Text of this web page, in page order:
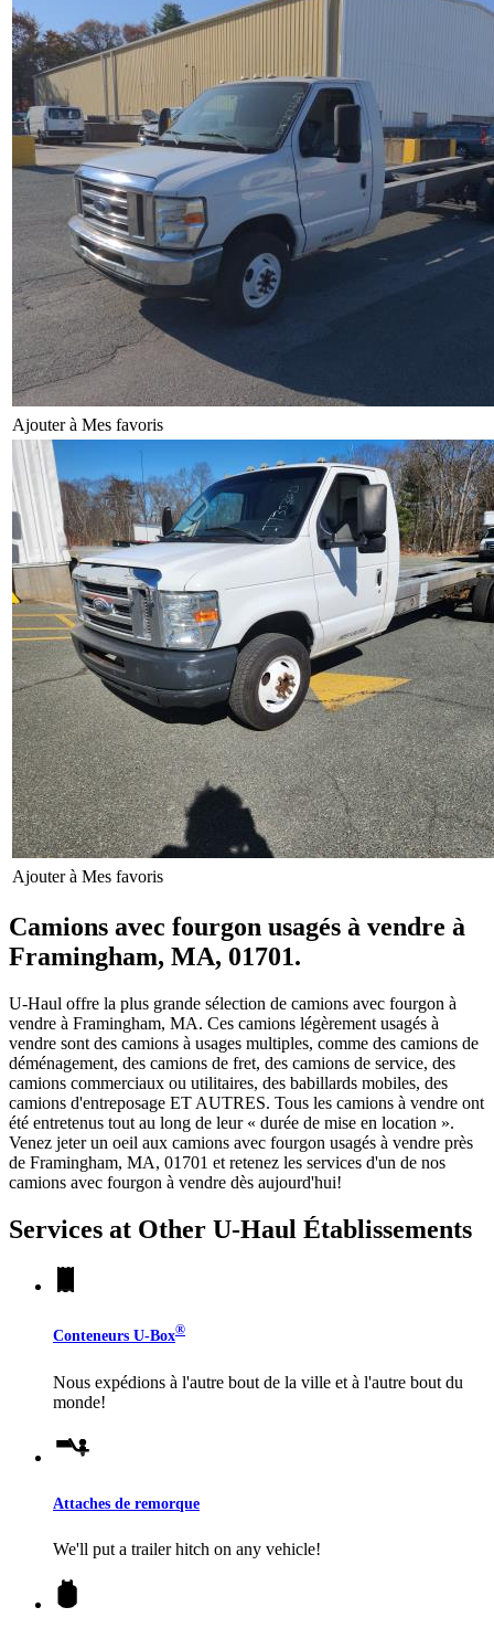
Ajouter à Mes favoris
Ajouter à Mes favoris
Camions avec fourgon usagés à vendre à
Framingham, MA, 01701.
U-Haul offre la plus grande sélection de camions avec fourgon à
vendre à Framingham, MA. Ces camions légèrement usagés à
vendre sont des camions à usages multiples, comme des camions de
déménagement, des camions de fret, des camions de service, des
camions commerciaux ou utilitaires, des babillards mobiles, des
camions d'entreposage ET AUTRES. Tous les camions à vendre ont
été entretenus tout au long de leur « durée de mise en location ».
Venez jeter un oeil aux camions avec fourgon usagés à vendre près
de Framingham, MA, 01701 et retenez les services d'un de nos
camions avec fourgon à vendre dès aujourd'hui!
Services at Other U-Haul Établissements
Conteneurs U-Box®
Nous expédions à l'autre bout de la ville et à l'autre bout du
monde!
Attaches de remorque
We'll put a trailer hitch on any vehicle!